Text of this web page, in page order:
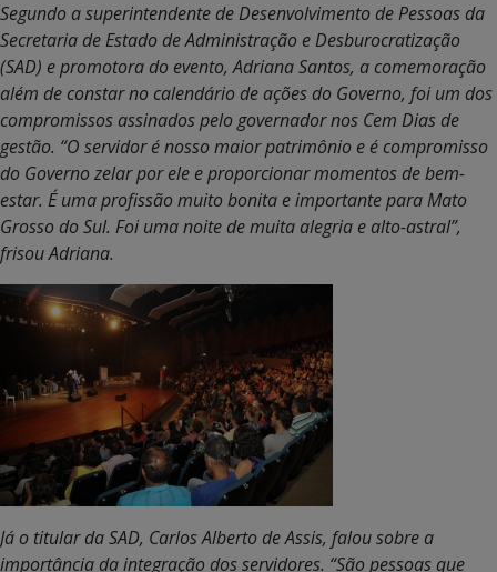
Segundo a superintendente de Desenvolvimento de Pessoas da
Secretaria de Estado de Administração e Desburocratização
(SAD) e promotora do evento, Adriana Santos, a comemoração
além de constar no calendário de ações do Governo, foi um dos
compromissos assinados pelo governador nos Cem Dias de
gestão. “O servidor é nosso maior patrimônio e é compromisso
do Governo zelar por ele e proporcionar momentos de bem-
estar. É uma profissão muito bonita e importante para Mato
Grosso do Sul. Foi uma noite de muita alegria e alto-astral”,
frisou Adriana.
Já o titular da SAD, Carlos Alberto de Assis, falou sobre a
importância da integração dos servidores. “São pessoas que